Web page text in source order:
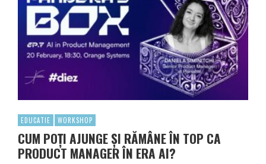
EDUCATIE WORKSHOP
CUM POȚI AJUNGE ȘI RĂMÂNE ÎN TOP CA
PRODUCT MANAGER ÎN ERA AI?